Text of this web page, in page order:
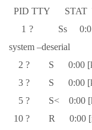
PID TTY STAT
1 ? Ss 0:01 /usr/
system –deserial
2 ? S 0:00
3 ? S 0:00
5 ? S< 0:00
10 ? R 0:00